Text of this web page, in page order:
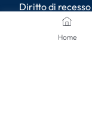
Home
Diritto di recesso
Accessibilità